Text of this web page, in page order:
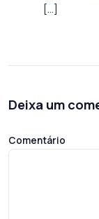
[…]
Deixa um
Comentário